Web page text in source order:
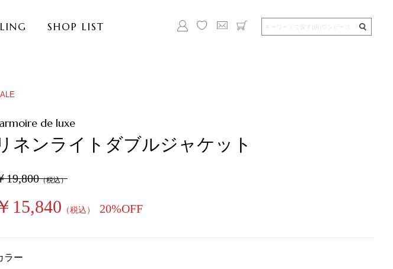
SHOP LIST
ネンライトダブルジャケット
19,800（税込）
15,840 （税込） 20%OFF
de luxe
ラー